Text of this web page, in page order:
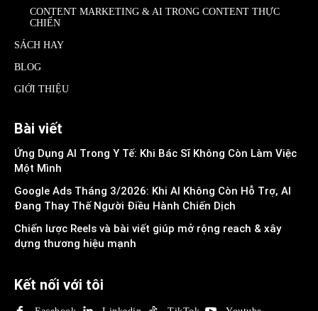
CONTENT MARKETING & AI TRONG CONTENT THỰC
CHIẾN
SÁCH HAY
BLOG
GIỚI THIỆU
Bài viết
Ứng Dụng AI Trong Y Tế: Khi Bác Sĩ Không Còn Làm Việc
Một Mình
Google Ads Tháng 3/2026: Khi AI Không Còn Hỗ Trợ, AI
Đang Thay Thế Người Điều Hành Chiến Dịch
Chiến lược Reels và bài viết giúp mở rộng reach & xây
dựng thương hiệu mạnh
Kết nối với tôi